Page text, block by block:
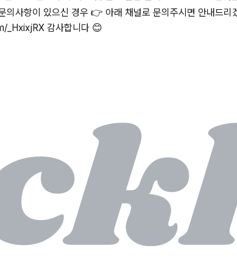
의사항이 있으신 경우 👉 아래 채널로 문의주시면 안내드
감사합니다 😊